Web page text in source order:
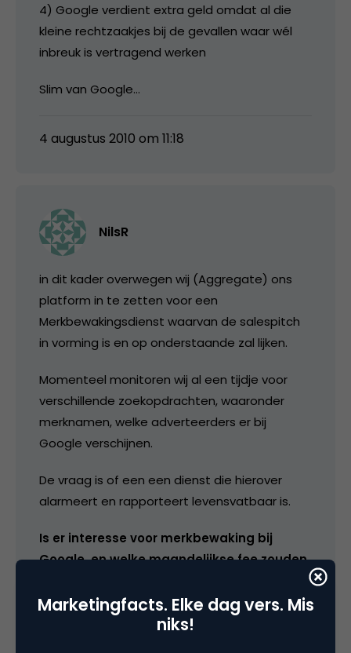
4) Google verdient extra geld omdat al die
kleine rechtzaakjes bij de gevallen waar wél
inbreuk is vertragend werken
Slim van Google…
4 augustus 2010 om 11:18
NilsR
in dit kader overwegen wij (Aggregate) ons
platform in te zetten voor een
Merkbewakingsdienst waarvan de salespitch
in vorming is en op onderstaande zal lijken.
Momenteel monitoren wij al een tijdje voor
verschillende zoekopdrachten, waaronder
merknamen, welke adverteerders er bij
Google verschijnen.
De vraag is of een een dienst die hierover
alarmeert en rapporteert levensvatbaar is.
Is er interesse voor merkbewaking bij
Google, en welke maandelijkse fee zouden
dank alvast voor feedback!
Marketingfacts. Elke dag vers. Mis
niks!